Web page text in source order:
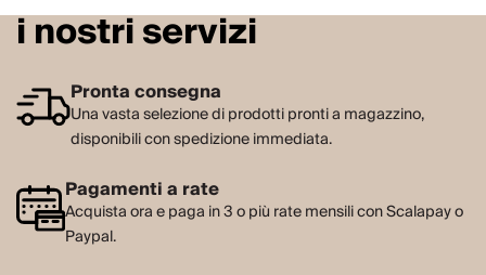
i nostri servizi
Pronta consegna
Una vasta selezione di prodotti pronti a magazzino,
disponibili con spedizione immediata.
Pagamenti a rate
Acquista ora e paga in 3 o più rate mensili con Scalapay o
Paypal.